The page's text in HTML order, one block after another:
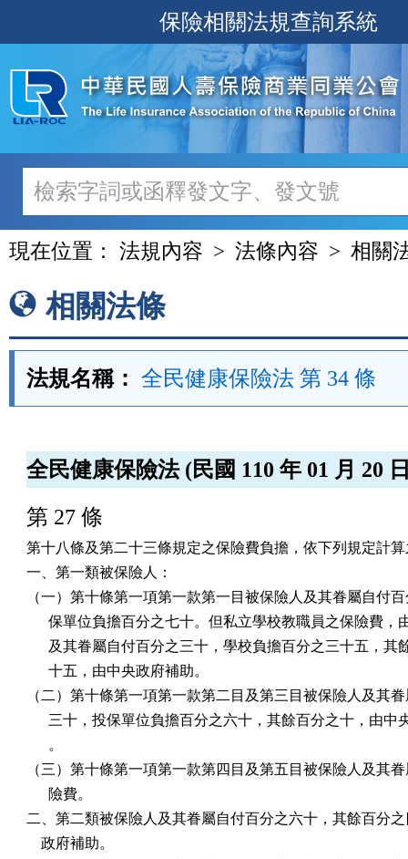
至
主
內
容
保險相關法規查詢系統
現在位置： 法規內容 法條內容 相關
相關法條
法規名稱： 全民健康保險法 第 34 條
全民健康保險法 (民國 110 年 01 月 20
第 27 條
第十八條及第二十三條規定之保險費負擔，依下列規定計
一、第一類被保險人：
（一）第十條第一項第一款第一目被保險人及其眷屬自付
保單位負擔百分之七十。但私立學校教職員之保險費，
及其眷屬自付百分之三十，學校負擔百分之三十五，其
      十五，由中央政府補助。
（二）第十條第一項第一款第二目及第三目被保險人及其
三十，投保單位負擔百分之六十，其餘百分之十，由中
      。
（三）第十條第一項第一款第四目及第五目被保險人及其
      險費。
二、第二類被保險人及其眷屬自付百分之六十，其餘百分
    政府補助。